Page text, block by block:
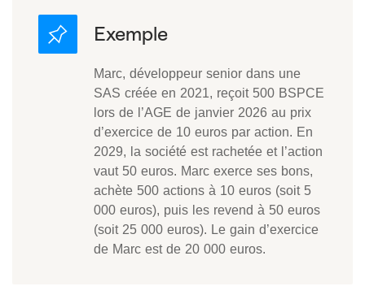
Marc, développeur senior dans une
SAS créée en 2021, reçoit 500 BSPCE
lors de l’AGE de janvier 2026 au prix
d’exercice de 10 euros par action. En
2029, la société est rachetée et l’action
vaut 50 euros. Marc exerce ses bons,
achète 500 actions à 10 euros (soit 5
000 euros), puis les revend à 50 euros
(soit 25 000 euros). Le gain d’exercice
de Marc est de 20 000 euros.